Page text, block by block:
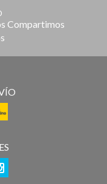
Compartimos